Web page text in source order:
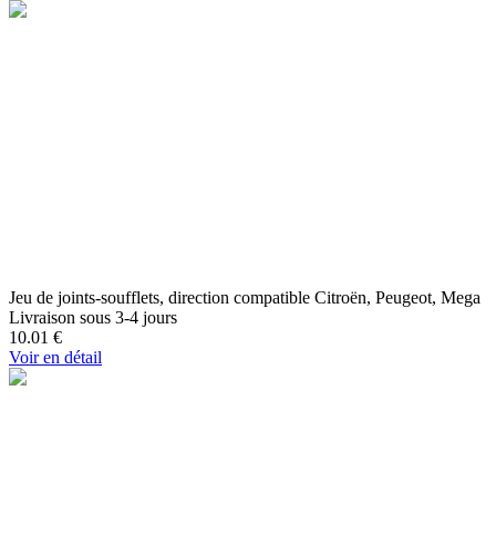
Jeu de joints-soufflets, direction compatible Citroën, Peugeot, Mega
Livraison sous 3-4 jours
10.01 €
Voir en détail